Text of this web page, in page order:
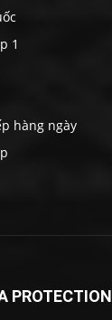
1
hàng ngày
PROTECTION